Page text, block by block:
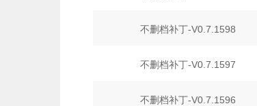
不删档补丁-V0.7.1598
不删档补丁-V0.7.1597
不删档补丁-V0.7.1596